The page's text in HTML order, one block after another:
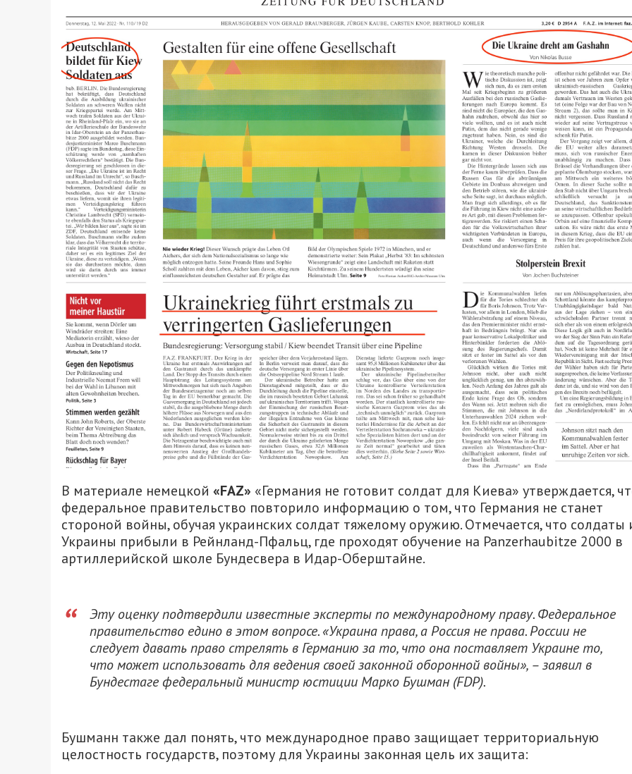
В материале немецкой «FAZ» «Германия не готовит солдат для Киева» утверждается,
федеральное правительство повторило информацию о том, что Германия не станет
стороной войны, обучая украинских солдат тяжелому оружию. Отмечается, что солдаты
Украины прибыли в Рейнланд-Пфальц, где проходят обучение на Panzerhaubitze 2000 в
артиллерийской школе Бундесвера в Идар-Оберштайне.
Эту оценку подтвердили известные эксперты по международному праву. Федеральное
правительство едино в этом вопросе. «Украина права, а Россия не права. России не
следует давать право стрелять в Германию за то, что она поставляет Украине то,
что может использовать для ведения своей законной оборонной войны», – заявил в
Бундестаге федеральный министр юстиции Марко Бушман (FDP).
Бушманн также дал понять, что международное право защищает территориальную
целостность государств, поэтому для Украины законная цель их защита: